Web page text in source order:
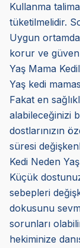
Kullanma
tüketilmelidir.
Uygun
korur ve
Yaş Mama
Yaş kedi
Fakat en
alabileceğinizi
dostlarınızın
süresi
Kedi Neden
Küçük
sebepleri
dokusunu
sorunları
hekiminize